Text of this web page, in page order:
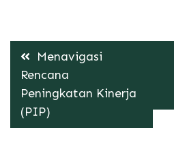
Post
navigation
Menavigasi
Rencana
Peningkatan Kinerja
(PIP)